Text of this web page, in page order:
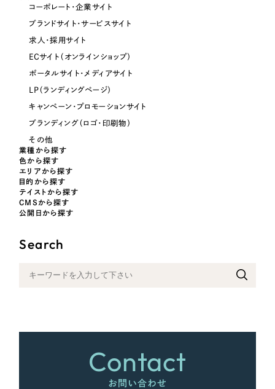
イエロー・黄色
グリーン・緑色
ブルー・青色
パープル・紫色
ピンク・桃色
コーポレート・企業サイト
ブランドサイト・サービスサイト
求人・採用サイト
ECサイト（オンラインショップ）
ポータルサイト・メディアサイト
LP（ランディングページ）
キャンペーン・プロモーションサイト
ブランディング（ロゴ・印刷物）
その他
業種から探す
色から探す
エリアから探す
目的から探す
テイストから探す
CMSから探す
公開日から探す
Search
Contact
お問い合わせ